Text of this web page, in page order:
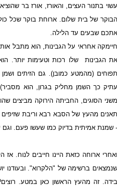
עשוי בתנור העצים, והאורז, אורז בר
הבוקר של בית שלום. ארוחת בוקר שכל
אתכם שבעים עד הלילה.
חיימקה אחראי על הגבינות, הוא מתבל
את הגבינות
שלו רכות וטעימות יותר.
תפוחים (מהמטע כמובן). גם הזיתים
עתיק כך השמן מחליק בגרון, הוא
משני הסוגים, החביתה הירוקה מביצים
תאנים מהעץ של הסבא רבא וריבת
- שמנת אמיתית בדיוק כמו שעשו פעם.
ואחרי ארוחה כזאת היינו חייבים לנוח.
שנמצאים ברשימה של "הלקרוא". ובעודנו
בידה. זה מהעץ הראשון כאן במטע.